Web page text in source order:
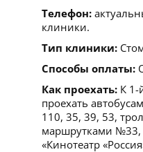
Телефон:
клиники.
Тип клиники:
Способы оплаты:
Как проехать: К 1-
проехать
110, 35, 39, 53,
маршрутками №33,
«Кинотеатр